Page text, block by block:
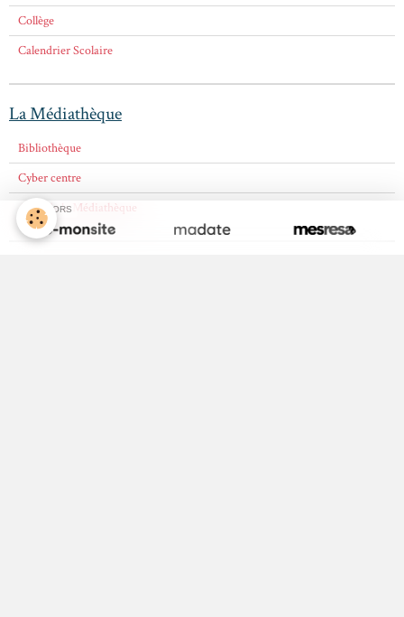
Collège
Calendrier Scolaire
La Médiathèque
Bibliothèque
Cyber centre
Amis de la Médiathèque
SPONSORS